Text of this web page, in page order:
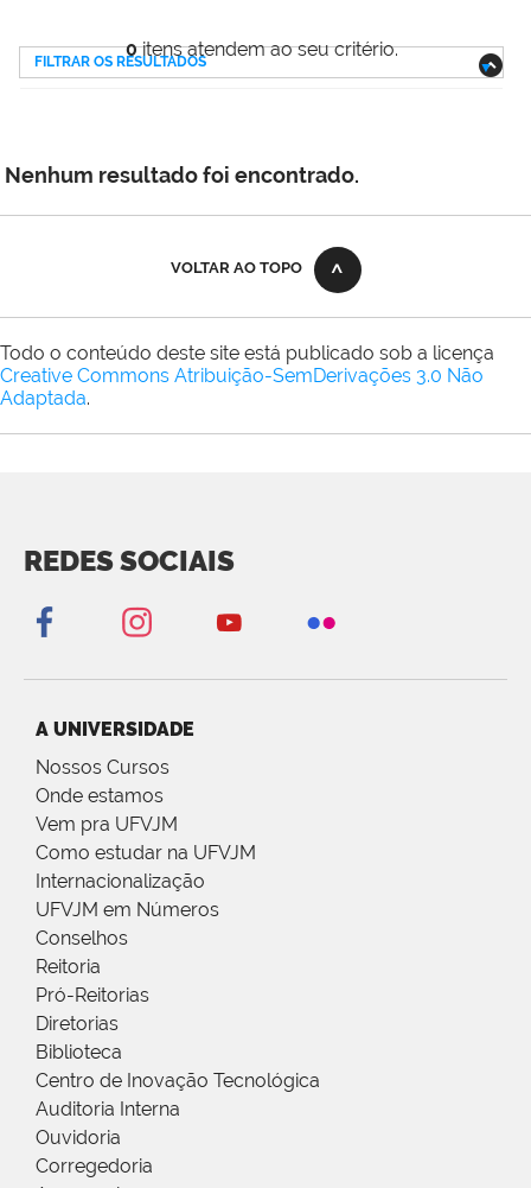
0itens atendem ao seu critério.
FILTRAR OS RESULTADOS
Nenhum resultado foi encontrado.
VOLTAR AO TOPO
Todo o conteúdo deste site está publicado sob a licença
Creative Commons Atribuição-SemDerivações 3.0 Não
Adaptada.
REDES SOCIAIS
A UNIVERSIDADE
Nossos Cursos
Onde estamos
Vem pra UFVJM
Como estudar na UFVJM
Internacionalização
UFVJM em Números
Conselhos
Reitoria
Pró-Reitorias
Diretorias
Biblioteca
Centro de Inovação Tecnológica
Auditoria Interna
Ouvidoria
Corregedoria